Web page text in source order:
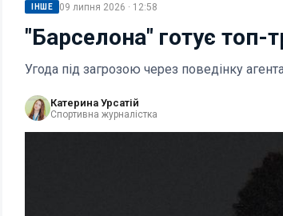
ІНШЕ 09 липня 2026 · 12:58
"Барселона" готує топ-
Угода під загрозою через поведінку
Катерина Урсатій
Спортивна журналістка